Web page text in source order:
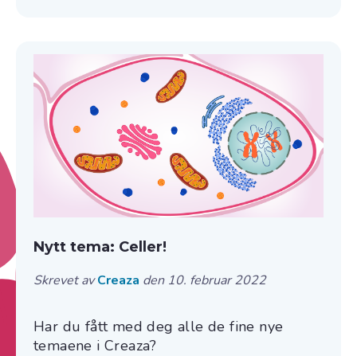
Nytt tema: Celler!
Skrevet avCreaza den 10. februar 2022
Har du fått med deg alle de fine nye
temaene i Creaza?